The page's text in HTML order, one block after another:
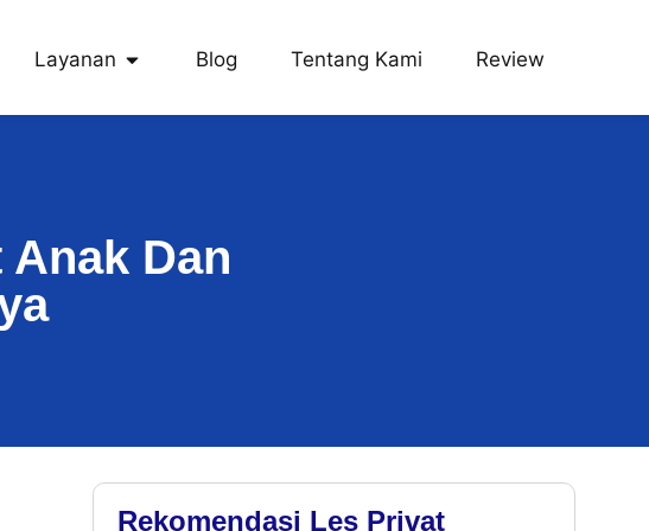
Layanan Blog Tentang Kami Review
Dan
Rekomendasi Les Privat